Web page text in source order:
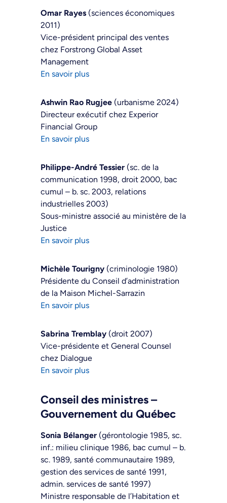
Omar Rayes (sciences économiques
2011)
Vice-président principal des ventes
chez Forstrong Global Asset
Management
En savoir plus
Ashwin Rao Rugjee (urbanisme 2024)
Directeur exécutif chez Experior
Financial Group
En savoir plus
Philippe-André Tessier (sc. de la
communication 1998, droit 2000, bac
cumul – b. sc. 2003, relations
industrielles 2003)
Sous-ministre associé au ministère de la
Justice
En savoir plus
Michèle Tourigny (criminologie 1980)
Présidente du Conseil d’administration
de la Maison Michel-Sarrazin
En savoir plus
Sabrina Tremblay (droit 2007)
Vice-présidente et General Counsel
chez Dialogue
En savoir plus
Conseil des ministres –
Gouvernement du Québec
Sonia Bélanger (gérontologie 1985, sc.
inf.: milieu clinique 1986, bac cumul – b.
sc. 1989, santé communautaire 1989,
gestion des services de santé 1991,
admin. services de santé 1997)
Ministre responsable de l’Habitation et